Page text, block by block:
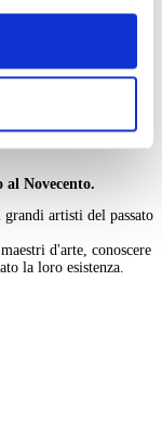
la
installazione
revocare in
Novecento.
artisti del passato
d'arte, conoscere
la loro esistenza.